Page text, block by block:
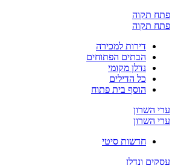
פתח תקוה
פתח תקוה
דירות למכירה
הבתים הפתוחים
נדלן מקומי
כל הדילים
הוסף בית פתוח
ערי השרון
ערי השרון
חדשות סיטי
עסקים ונדלן